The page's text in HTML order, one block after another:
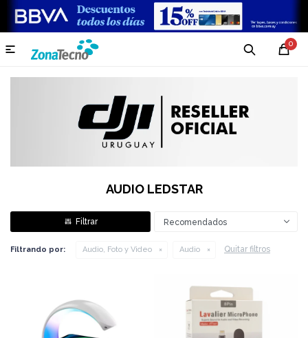
0

AUDIO LEDSTAR
Recomendados
Filtrando por: Audio, Foto y Video Audio Quitar filtros